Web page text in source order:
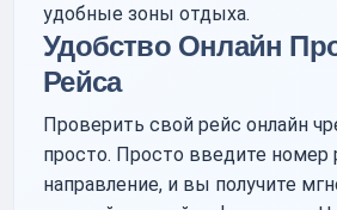
удобные зоны отдыха.
Удобство Онлайн
Рейса
Проверить свой рейс онлайн
просто. Просто введите номер
направление, и вы получите